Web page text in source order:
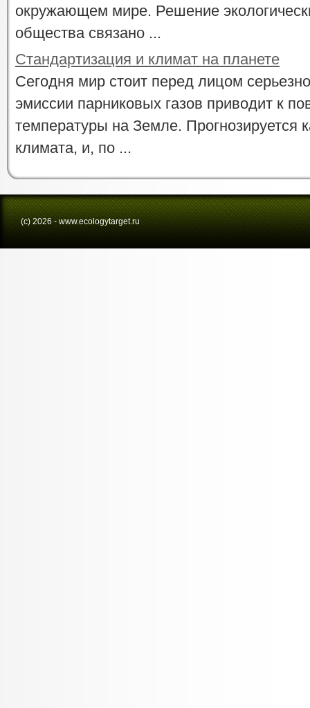
окружающем мире. Решение
общества связано ...
Стандартизация и климат на планете
Сегодня мир стоит перед лицом
эмиссии парниковых газов приводит к
температуры на Земле. Прогнозируется
климата, и, по ...
(с) 2026 - www.ecologytarget.ru